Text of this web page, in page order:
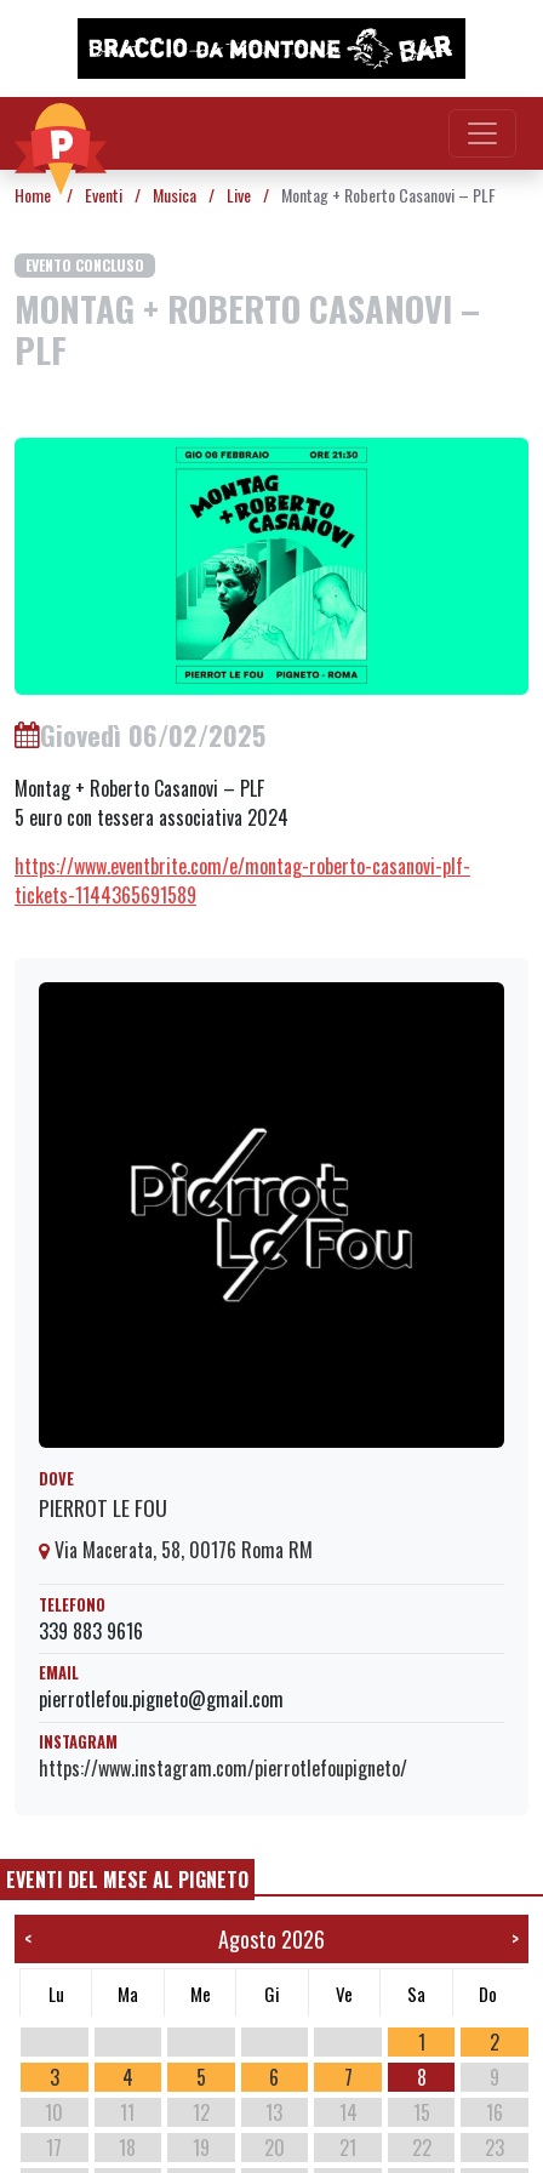
Vai al contenuto
Home / Eventi / Musica / Live / Montag + Roberto Casanovi – PLF
EVENTO CONCLUSO
MONTAG + ROBERTO CASANOVI –
PLF
Giovedì 06/02/2025
Montag + Roberto Casanovi – PLF
5 euro con tessera associativa 2024
https://www.eventbrite.com/e/montag-roberto-casanovi-plf-
tickets-1144365691589
DOVE
PIERROT LE FOU
Via Macerata, 58, 00176 Roma RM
TELEFONO
339 883 9616
EMAIL
pierrotlefou.pigneto@gmail.com
INSTAGRAM
https://www.instagram.com/pierrotlefoupigneto/
EVENTI DEL MESE AL PIGNETO
< Agosto 2026 >
Lu Ma Me Gi Ve Sa Do
1
2
3
4 5 6 7 8
9
10
11 12 13 14 15
16
17
18 19 20 21 22
23